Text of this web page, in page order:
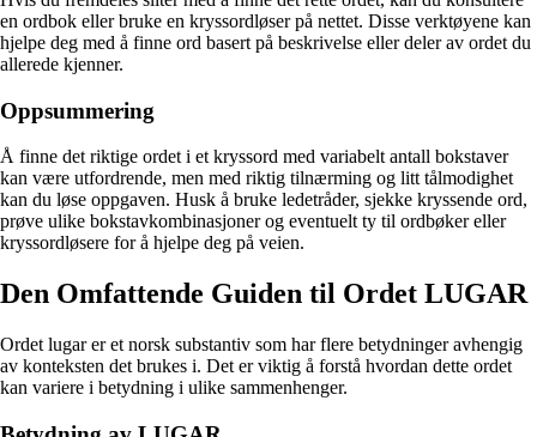
en ordbok eller bruke en kryssordløser på nettet. Disse verktøyene kan
hjelpe deg med å finne ord basert på beskrivelse eller deler av ordet du
allerede kjenner.
Oppsummering
Å finne det riktige ordet i et kryssord med variabelt antall bokstaver
kan være utfordrende, men med riktig tilnærming og litt tålmodighet
kan du løse oppgaven. Husk å bruke ledetråder, sjekke kryssende ord,
prøve ulike bokstavkombinasjoner og eventuelt ty til ordbøker eller
kryssordløsere for å hjelpe deg på veien.
Den Omfattende Guiden til Ordet LUGAR
Ordet lugar er et norsk substantiv som har flere betydninger avhengig
av konteksten det brukes i. Det er viktig å forstå hvordan dette ordet
kan variere i betydning i ulike sammenhenger.